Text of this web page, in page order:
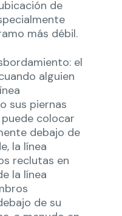
de
más débil.
el
alguien
sus piernas
colocar
debajo de
la línea
reclutas en
la línea
de su